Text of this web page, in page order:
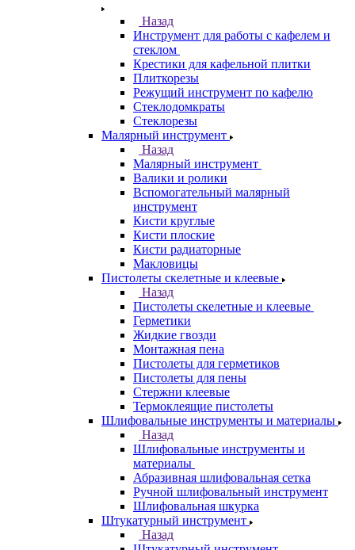
Назад
Инструмент для работы с кафелем и
стеклом
Крестики для кафельной плитки
Плиткорезы
Режущий инструмент по кафелю
Стеклодомкраты
Стеклорезы
Малярный инструмент
Назад
Малярный инструмент
Валики и ролики
Вспомогательный малярный
инструмент
Кисти круглые
Кисти плоские
Кисти радиаторные
Макловицы
Пистолеты скелетные и клеевые
Назад
Пистолеты скелетные и клеевые
Герметики
Жидкие гвозди
Монтажная пена
Пистолеты для герметиков
Пистолеты для пены
Стержни клеевые
Термоклеящие пистолеты
Шлифовальные инструменты и материалы
Назад
Шлифовальные инструменты и
материалы
Абразивная шлифовальная сетка
Ручной шлифовальный инструмент
Шлифовальная шкурка
Штукатурный инструмент
Назад